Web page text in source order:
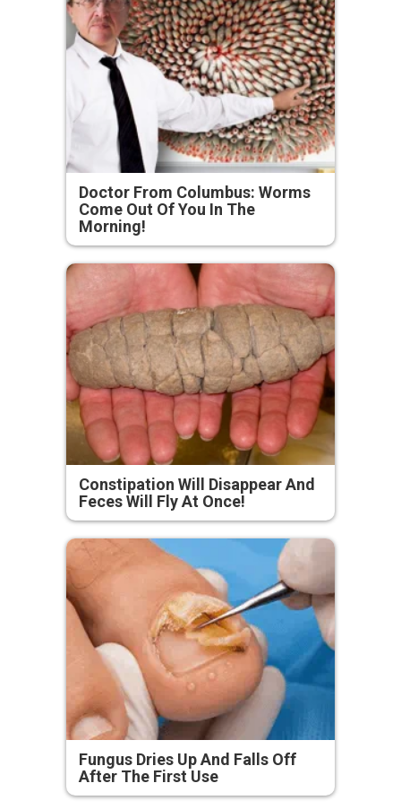
Doctor From Columbus: Worms
Come Out Of You In The
Morning!
Constipation Will Disappear And
Feces Will Fly At Once!
Fungus Dries Up And Falls Off
After The First Use